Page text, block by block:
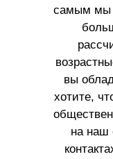
самым мы
вы
хотите,
на наш